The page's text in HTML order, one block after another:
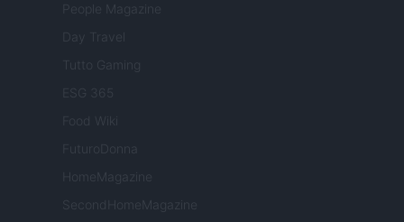
People Magazine
Day Travel
Tutto Gaming
ESG 365
Food Wiki
FuturoDonna
HomeMagazine
SecondHomeMagazine